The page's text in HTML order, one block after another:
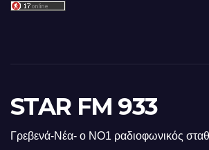
STAR FM 933
Γρεβενά-Νέα- ο ΝΟ1 ραδιοφωνικός